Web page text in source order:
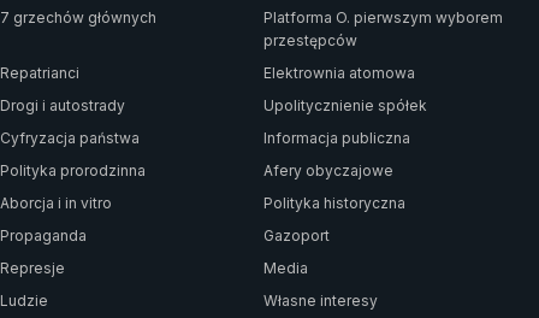
7 grzechów głównych
Platforma O. pierwszym wyborem
przestępców
Repatrianci
Elektrownia atomowa
Drogi i autostrady
Upolitycznienie spółek
Cyfryzacja państwa
Informacja publiczna
Polityka prorodzinna
Afery obyczajowe
Aborcja i in vitro
Polityka historyczna
Propaganda
Gazoport
Represje
Media
Ludzie
Własne interesy